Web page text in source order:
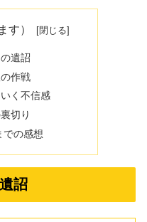
す）
遺詔
作戦
く不信感
切り
での感想
詔